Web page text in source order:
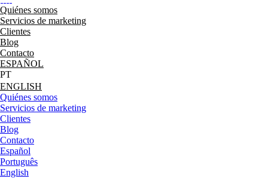
Quiénes somos
Servicios de marketing
Clientes
Blog
Contacto
ESPAÑOL
ENGLISH
Quiénes somos
Servicios de marketing
Clientes
Blog
Contacto
Español
Português
English